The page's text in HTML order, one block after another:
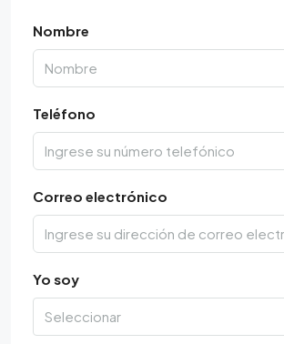
Nombre
Teléfono
Correo electrónico
Yo soy
Seleccionar